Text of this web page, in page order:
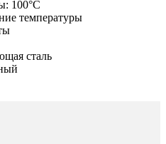
100°C
температуры
сталь